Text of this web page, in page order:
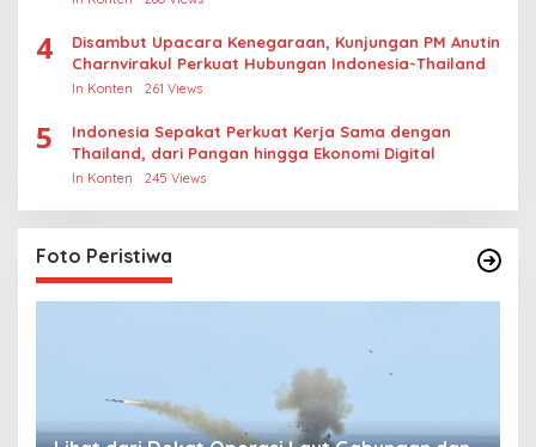
4
Disambut Upacara Kenegaraan, Kunjungan PM Anutin
Charnvirakul Perkuat Hubungan Indonesia-Thailand
In Konten 261 Views
5
Indonesia Sepakat Perkuat Kerja Sama dengan
Thailand, dari Pangan hingga Ekonomi Digital
In Konten 245 Views
Foto Peristiwa